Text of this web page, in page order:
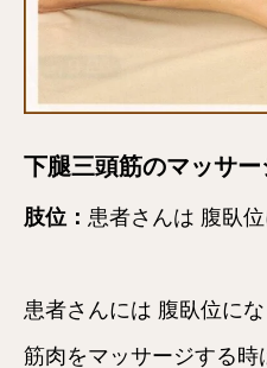
下腿三頭筋のマッサー
肢位： 患者さんは 腹臥位
患者さんには 腹臥位に
筋肉をマッサージする時